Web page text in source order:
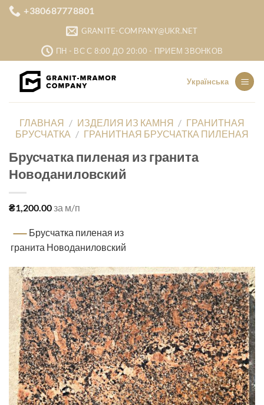
Skip
+380687778801
GRANITE-COMPANY@UKR.NET
ПН - ВС С 8:00 ДО 20:00 - ПРИЕМ ЗВОНКОВ
Українська
ГЛАВНАЯ / ИЗДЕЛИЯ ИЗ КАМНЯ / ГРАНИТНАЯ
БРУСЧАТКА / ГРАНИТНАЯ БРУСЧАТКА ПИЛЕНАЯ
Брусчатка пиленая из гранита
Новоданиловский
₴1,200.00за м/п
Брусчатка пиленая из
гранита Новоданиловский